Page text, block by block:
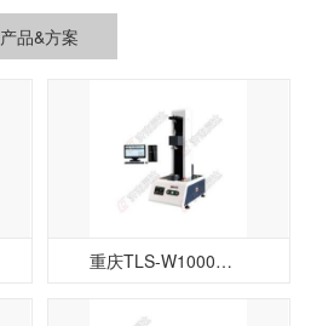
产品&方案
重庆TLS-W1000微机控制弹簧拉压试验机